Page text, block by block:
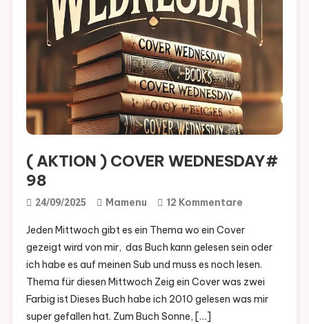
( AKTION ) COVER WEDNESDAY#
98
24/09/2025 Mamenu 12 KommentareZu
AKTION
)
COVER
98
Jeden Mittwoch gibt es ein Thema wo ein Cover
gezeigt wird von mir, das Buch kann gelesen sein oder
ich habe es auf meinen Sub und muss es noch lesen.
Thema für diesen Mittwoch Zeig ein Cover was zwei
Farbig ist Dieses Buch habe ich 2010 gelesen was mir
super gefallen hat. Zum Buch Sonne, […]